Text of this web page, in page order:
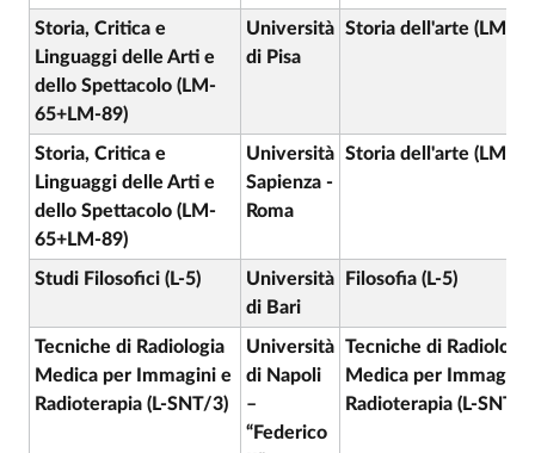
Storia, Critica e
Linguaggi delle Arti e
dello Spettacolo (LM-
65+LM-89)
Università
di Pisa
Storia dell'arte (LM-
Storia, Critica e
Linguaggi delle Arti e
dello Spettacolo (LM-
65+LM-89)
Università
Sapienza -
Roma
Storia dell'arte (LM-
Studi Filosofici (L-5)
Università
di Bari
Filosofia (L-5)
Tecniche di Radiologia
Medica per Immagini e
Radioterapia (L-SNT/3)
Università
di Napoli
–
“Federico
Tecniche di Radiologia
Medica per Immagini
Radioterapia (L-SNT/